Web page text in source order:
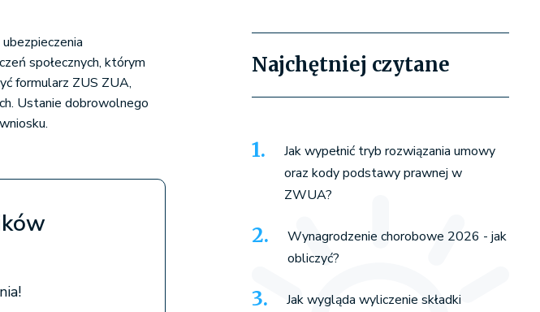
społecznych, którym
formularz ZUS ZUA,
Ustanie dobrowolnego
Najchętniej czytane
Jak wypełnić tryb rozwiązania umowy
oraz kody podstawy prawnej w
ZWUA?
Wynagrodzenie chorobowe 2026 - jak
obliczyć?
Jak wygląda wyliczenie składki